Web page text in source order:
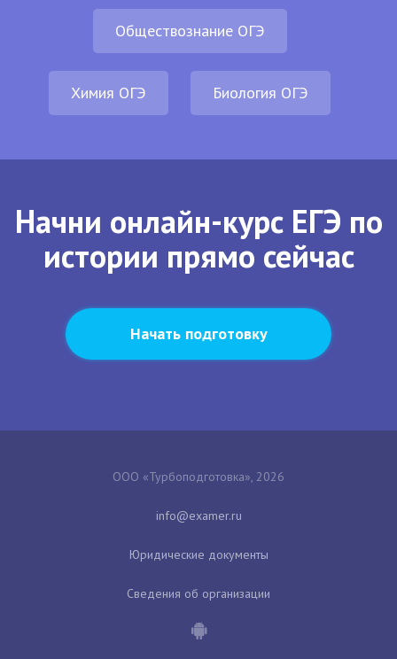
Обществознание ОГЭ
Химия ОГЭ Биология ОГЭ
Начни онлайн-курс ЕГЭ по
истории прямо сейчас
Начать подготовку
ООО «Турбоподготовка», 2026
Юридические документы
Сведения об организации